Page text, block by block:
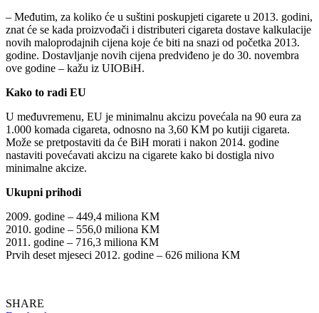
– Međutim, za koliko će u suštini poskupjeti cigarete u 2013. godini,
znat će se kada proizvođači i distributeri cigareta dostave kalkulacije
novih maloprodajnih cijena koje će biti na snazi od početka 2013.
godine. Dostavljanje novih cijena predviđeno je do 30. novembra
ove godine – kažu iz UIOBiH.
Kako to radi EU
U međuvremenu, EU je minimalnu akcizu povećala na 90 eura za
1.000 komada cigareta, odnosno na 3,60 KM po kutiji cigareta.
Može se pretpostaviti da će BiH morati i nakon 2014. godine
nastaviti povećavati akcizu na cigarete kako bi dostigla nivo
minimalne akcize.
Ukupni prihodi
2009. godine – 449,4 miliona KM
2010. godine – 556,0 miliona KM
2011. godine – 716,3 miliona KM
Prvih deset mjeseci 2012. godine – 626 miliona KM
SHARE